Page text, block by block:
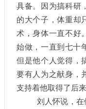
具备。因为搞科研
的大个子，体重却
术，身体一直不好
始做，一直到七十
但是他个人觉得，
要有人为之献身，
支持着他取得了后来
刘人怀说，在做